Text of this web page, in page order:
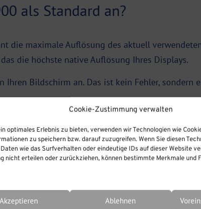
Cookie-Zustimmung verwalten
optimales Erlebnis zu bieten, verwenden wir Technologien wie
zu speichern bzw. darauf zuzugreifen. Wenn Sie diesen
wie das Surfverhalten oder eindeutige IDs auf dieser Website
nicht erteilen oder zurückziehen, können bestimmte Merkmale und
Akzeptieren Ablehnen
als Standard an?
die maximale Auflösung des aktuell
die höchste native Auflösung Ihres Displays.
Ihren Bildschirm an. Das ist kein Fehler, sondern
HD) verwenden?
der iSpring Support für Präsentationen
Auflösung: